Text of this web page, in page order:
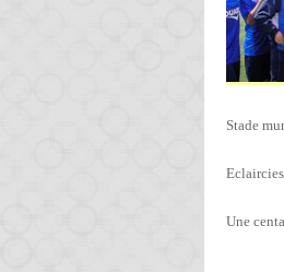
Stade
Une